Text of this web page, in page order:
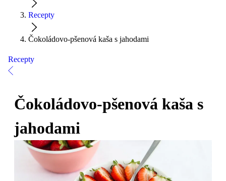
Recepty
Čokoládovo-pšenová kaša s jahodami
Recepty
Čokoládovo-pšenová kaša s
jahodami